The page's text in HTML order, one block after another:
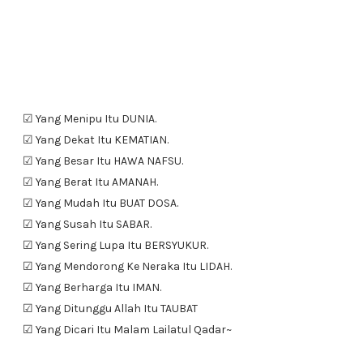
☑ Yang Menipu Itu DUNIA.
☑ Yang Dekat Itu KEMATIAN.
☑ Yang Besar Itu HAWA NAFSU.
☑ Yang Berat Itu AMANAH.
☑ Yang Mudah Itu BUAT DOSA.
☑ Yang Susah Itu SABAR.
☑ Yang Sering Lupa Itu BERSYUKUR.
☑ Yang Mendorong Ke Neraka Itu LIDAH.
☑ Yang Berharga Itu IMAN.
☑ Yang Ditunggu Allah Itu TAUBAT
☑ Yang Dicari Itu Malam Lailatul Qadar~